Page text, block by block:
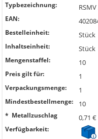
Typbezeichnung:
EAN:
Bestelleinheit: Stück
Inhaltseinheit: Stück
Mengenstaffel: 10
Preis gilt für: 1
Verpackungsmenge: 1
Mindestbestellmenge: 10
* Metallzuschlag 0,71
Verfügbarkeit: